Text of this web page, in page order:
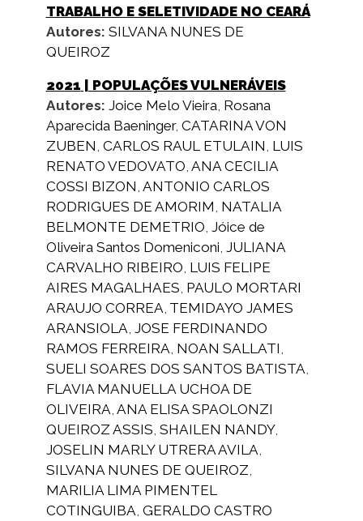
TRABALHO E SELETIVIDADE NO CEARÁ
Autores: SILVANA NUNES DE
QUEIROZ
2021 | POPULAÇÕES VULNERÁVEIS
Autores: Joice Melo Vieira, Rosana
Aparecida Baeninger, CATARINA VON
ZUBEN CARLOS RAUL ETULAIN LUIS
RENATO VEDOVATO ANA CECILIA
COSSI BIZON ANTONIO CARLOS
RODRIGUES DE AMORIM NATALIA
BELMONTE DEMETRIO Jóice de
Oliveira Santos Domeniconi JULIANA
CARVALHO RIBEIRO LUIS FELIPE
AIRES MAGALHAES PAULO MORTARI
ARAUJO CORREA TEMIDAYO JAMES
ARANSIOLA JOSE FERDINANDO
RAMOS FERREIRA NOAN SALLATI
SUELI SOARES DOS SANTOS BATISTA
FLAVIA MANUELLA UCHOA DE
OLIVEIRA ANA ELISA SPAOLONZI
QUEIROZ ASSIS SHAILEN NANDY,
JOSELIN MARLY UTRERA AVILA
SILVANA NUNES DE QUEIROZ
MARILIA LIMA PIMENTEL
COTINGUIBA GERALDO CASTRO